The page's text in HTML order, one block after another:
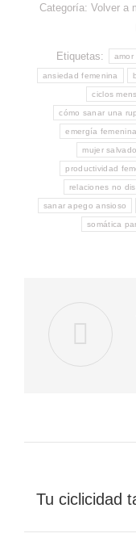
Categoría: Volver a
Etiquetas: amor
ansiedad femenina
ciclos
cómo sanar una
emergía femenina
mujer
productividad
relaciones no
sanar apego ansioso
somática
entre
Tu ciclicidad